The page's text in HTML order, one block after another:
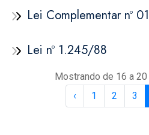
Lei Complementar nº
Lei nº 1.245/88
Mostrando de 16 a
‹
1 2 3